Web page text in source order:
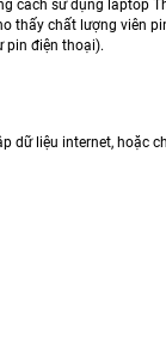
cách sử dụng laptop
thấy chất lượng viên
pin điện thoại).
liệu internet, hoặc